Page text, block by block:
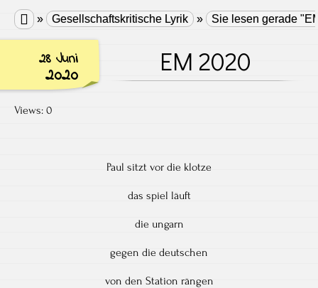
 » Gesellschaftskritische Lyrik » Sie lesen gerade
28 Juni
2020 EM 2020
Views: 0
Paul sitzt vor die klotze
das spiel läuft
die ungarn
gegen die deutschen
von den Station rängen